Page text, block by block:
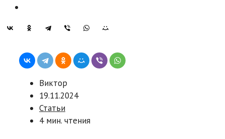
Виктор
19.11.2024
Статьи
4 мин. чтения